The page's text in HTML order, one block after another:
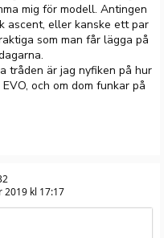
mig för modell. Antingen
ascent, eller kanske ett par
som man får lägga på
tråden är jag nyfiken på hur
och om dom funkar på
2019 kl 17:17